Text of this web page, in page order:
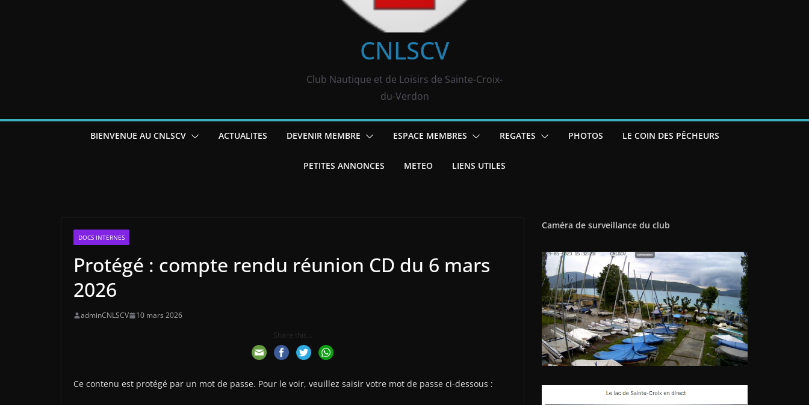
CNLSCV
Club Nautique et de Loisirs de Sainte-Croix-
du-Verdon
BIENVENUE AU CNLSCV ACTUALITES DEVENIR MEMBRE ESPACE MEMBRES REGATES PHOTOS LE COIN DES PÊCHEURS
PETITES ANNONCES METEO LIENS UTILES
DOCS INTERNES
Protégé : compte rendu réunion CD du 6 mars
2026
adminCNLSCV
10 mars 2026
Share this...
Ce contenu est protégé par un mot de passe. Pour le voir, veuillez saisir votre mot de passe ci-dessous :
Caméra de surveillance du club